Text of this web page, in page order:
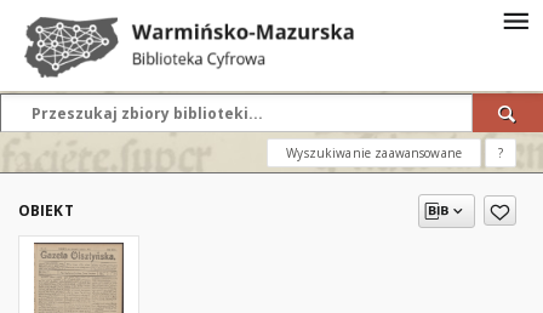
Wyszukiwanie zaawansowane ?
OBIEKT